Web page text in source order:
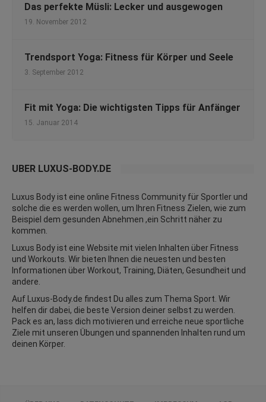
Das perfekte Müsli: Lecker und ausgewogen
19. November 2012
Trendsport Yoga: Fitness für Körper und Seele
3. September 2012
Fit mit Yoga: Die wichtigsten Tipps für Anfänger
15. Januar 2014
ÜBER LUXUS-BODY.DE
Luxus Body ist eine online Fitness Community für Sportler und
solche die es werden wollen, um Ihren Fitness Zielen, wie zum
Beispiel dem gesunden Abnehmen ,ein Schritt näher zu
kommen.
Luxus Body ist eine Website mit vielen Inhalten über Fitness
und Workouts. Wir bieten Ihnen die neuesten und besten
Informationen über Workout, Training, Diäten, Gesundheit und
andere.
Auf Luxus-Body.de findest Du alles zum Thema Sport. Wir
helfen dir dabei, die beste Version deiner selbst zu werden.
Pack es an, lass dich motivieren und erreiche neue sportliche
Ziele mit unseren Übungen und spannenden Inhalten rund um
deinen Körper.